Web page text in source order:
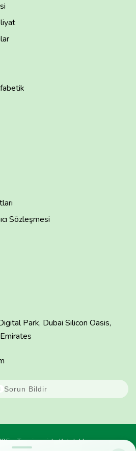
Sözleşmesi
Park, Dubai Silicon Oasis,
Sorun Bildir
- Tavsiyemiz'e Kulak Ver